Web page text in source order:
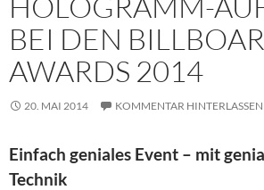
BEI DEN
AWARDS 2014
20. MAI 2014 KOMMENTAR HINTERLASSEN
Einfach geniales Event – mit
Technik